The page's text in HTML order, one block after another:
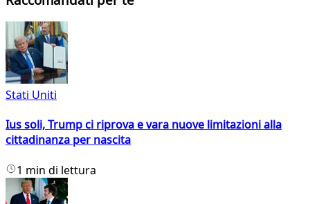
Stati Uniti
Ius soli, Trump ci riprova e vara nuove limitazioni alla
cittadinanza per nascita
1 min di lettura